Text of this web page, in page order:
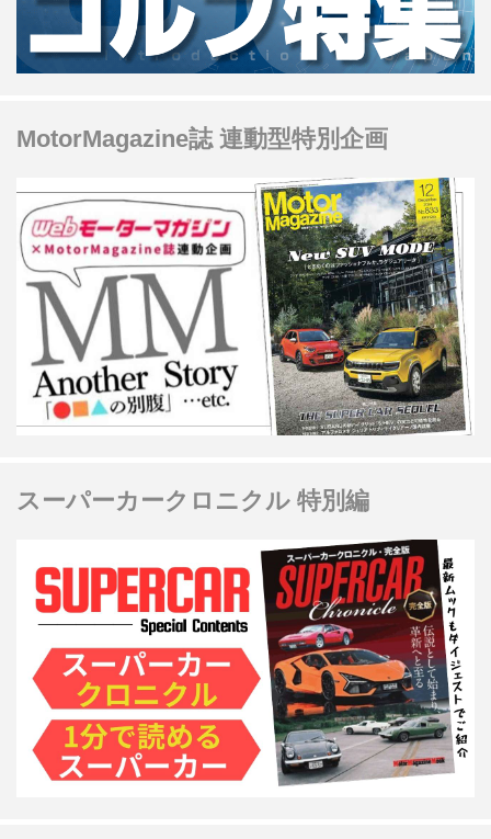
MotorMagazine誌 連動型特別企画
スーパーカークロニクル 特別編